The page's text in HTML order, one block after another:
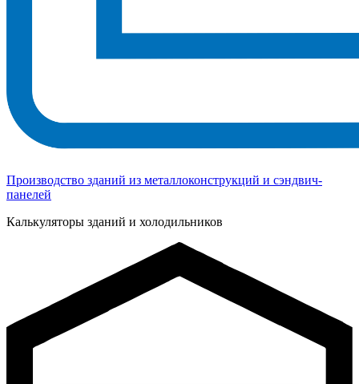
Производство зданий из металлоконструкций и сэндвич-
панелей
Калькуляторы зданий и холодильников